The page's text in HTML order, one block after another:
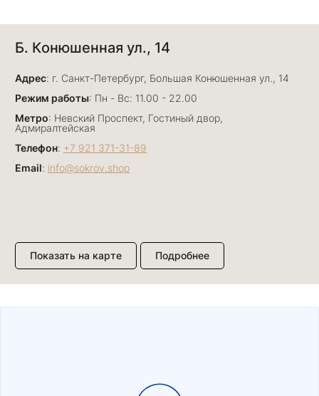
Б. Конюшенная ул., 14
Адрес: г. Санкт-Петербург, Большая Конюшенная ул., 14
Режим работы: Пн - Вс: 11.00 - 22.00
Метро: Невский Проспект, Гостиный двор,
Адмиралтейская
Телефон: +7 921 371-31-89
Email: info@sokrov.shop
Показать на карте Подробнее